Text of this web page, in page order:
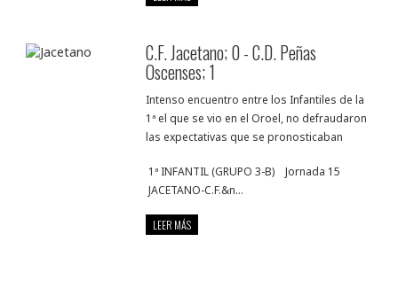
C.F. Jacetano; 0 - C.D. Peñas
Oscenses; 1
Intenso encuentro entre los Infantiles de la
1ª el que se vio en el Oroel, no defraudaron
las expectativas que se pronosticaban
1ª INFANTIL (GRUPO 3-B) Jornada 15
JACETANO-C.F.&n...
LEER MÁS